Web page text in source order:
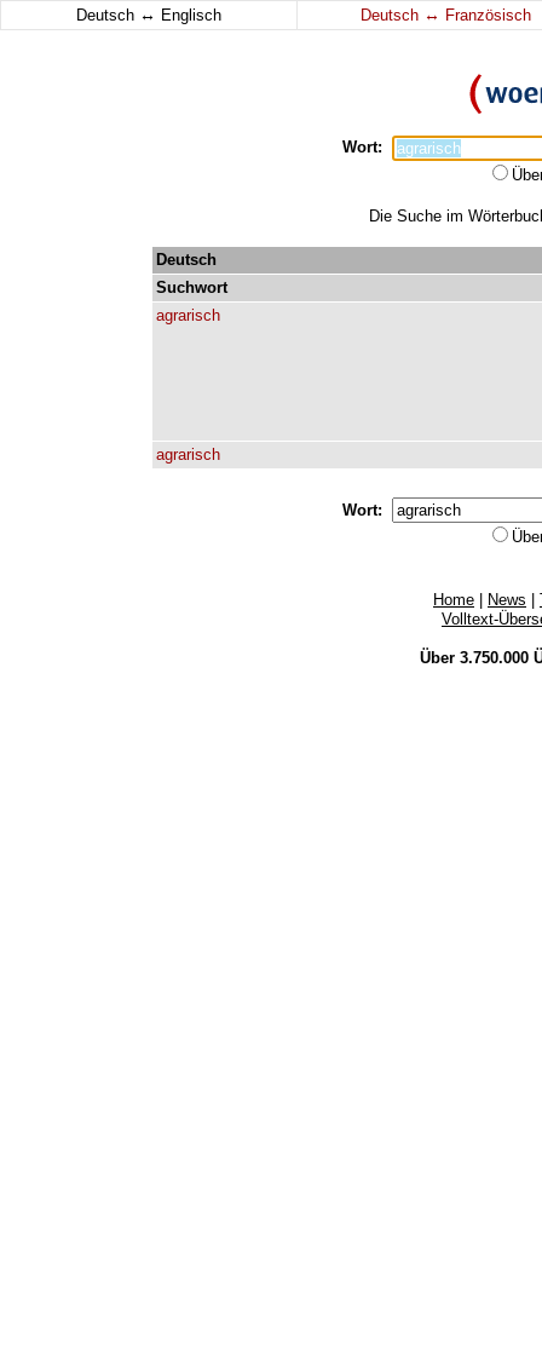
Deutsch ↔ Englisch Deutsch ↔ Französisch
Wort:
Die Suche im
Deutsch
Suchwort
agrarisch
agrarisch
Wort:
Home News
Volltext-
Über 3.750.000